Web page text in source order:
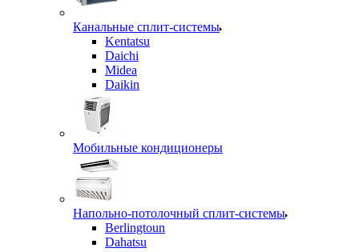
Канальные сплит-системы
Kentatsu
Daichi
Midea
Daikin
Мобильные кондиционеры
Напольно-потолочный сплит-системы
Berlingtoun
Dahatsu